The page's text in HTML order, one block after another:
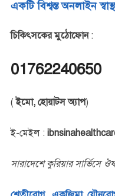
একটি বিশ্বস্ত অনলাইন
চিকিৎসকের মুঠোফোন:
01762240650
(ইমো, হোয়াটস অ্যাপ)
ই-মেইল :
সারাদেশে কুরিয়ার সার্ভিসে